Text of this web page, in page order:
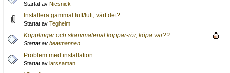
Startat av Nicsnick
Installera gammal luft/luft, värt det?
Startat av Tegheim
Kopplingar och skarvmaterial koppar-rör, köpa var??
Startat av heatmannen
Problem med installation
Startat av larssaman